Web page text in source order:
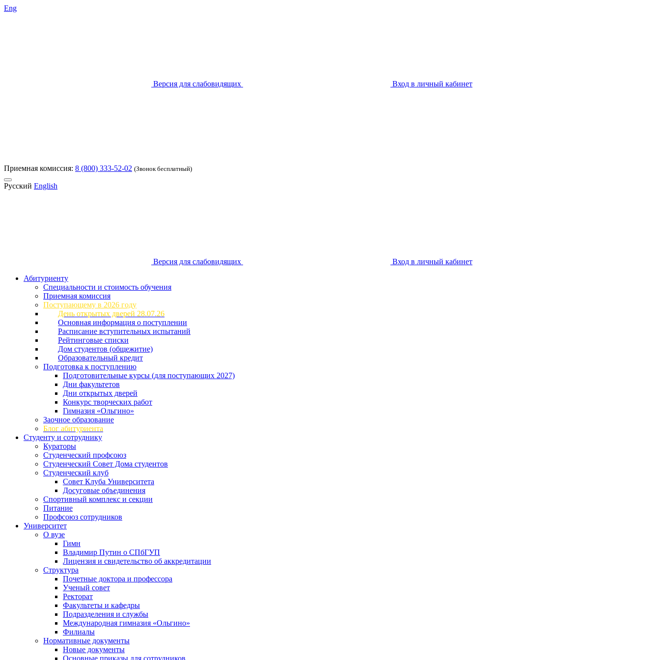
Eng
Версия для слабовидящих Вход в личный кабинет
Приемная комиссия: 8 (800) 333-52-02 (Звонок бесплатный)
Русский English
Версия для слабовидящих
Вход в личный кабинет
Абитуриенту
Специальности и стоимость обучения
Приемная комиссия
Поступающему в 2026 году
День открытых дверей 28.07.26
Основная информация о поступлении
Расписание вступительных испытаний
Рейтинговые списки
Дом студентов (общежитие)
Образовательный кредит
Подготовка к поступлению
Подготовительные курсы (для поступающих 2027)
Дни факультетов
Дни открытых дверей
Конкурс творческих работ
Гимназия «Ольгино»
Заочное образование
Блог абитуриента
Студенту и сотруднику
Кураторы
Студенческий профсоюз
Студенческий Совет Дома студентов
Студенческий клуб
Совет Клуба Университета
Досуговые объединения
Спортивный комплекс и секции
Питание
Профсоюз сотрудников
Университет
О вузе
Гимн
Владимир Путин о СПбГУП
Лицензия и свидетельство об аккредитации
Структура
Почетные доктора и профессора
Ученый совет
Ректорат
Факультеты и кафедры
Подразделения и службы
Международная гимназия «Ольгино»
Филиалы
Нормативные документы
Новые документы
Основные приказы для сотрудников